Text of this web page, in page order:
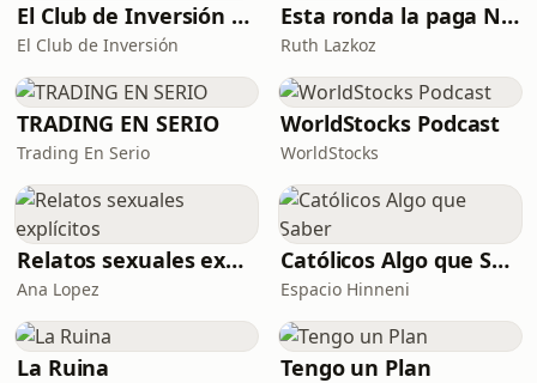
El Club de Inversión podcast
El Club de Inversión
Esta ronda la paga Newton
Ruth Lazkoz
TRADING EN SERIO
Trading En Serio
WorldStocks Podcast
WorldStocks
Relatos sexuales explícitos
Ana Lopez
Católicos Algo que Saber
Espacio Hinneni
La Ruina Tengo un Plan